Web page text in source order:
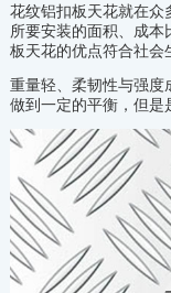
花纹铝扣板天花就在众
所要安装的面积、成
板天花的优点符合社会
重量轻、柔韧性与强度
做到一定的平衡，但是